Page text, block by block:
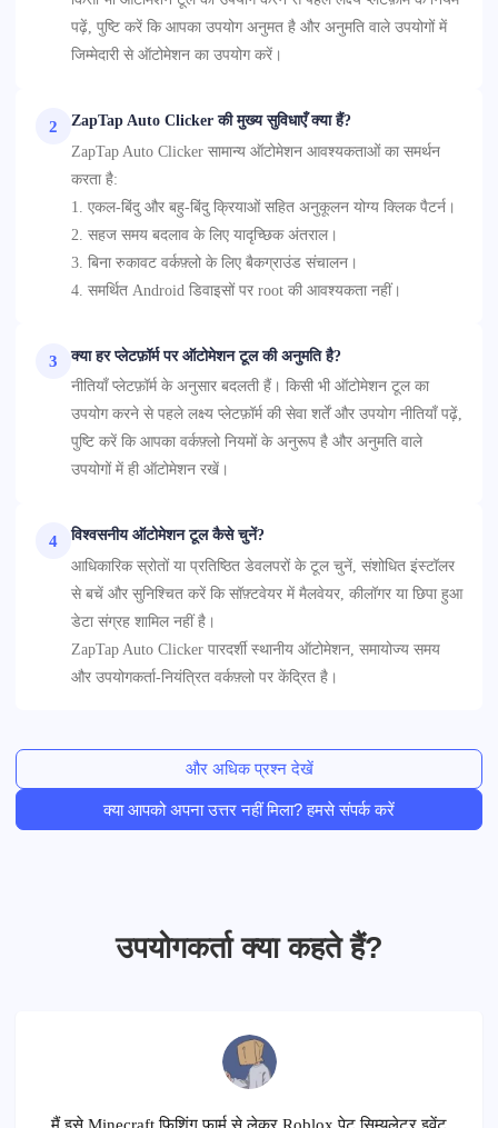
पढ़ें, पुष्टि करें कि आपका उपयोग अनुमत है और अनुमति वाले उपयोगों में
जिम्मेदारी से ऑटोमेशन का उपयोग करें।
2
ZapTap Auto Clicker की मुख्य सुविधाएँ क्या हैं?
ZapTap Auto Clicker सामान्य ऑटोमेशन आवश्यकताओं का समर्थन
करता है:
1. एकल-बिंदु और बहु-बिंदु क्रियाओं सहित अनुकूलन योग्य क्लिक पैटर्न।
2. सहज समय बदलाव के लिए यादृच्छिक अंतराल।
3. बिना रुकावट वर्कफ़्लो के लिए बैकग्राउंड संचालन।
4. समर्थित Android डिवाइसों पर root की आवश्यकता नहीं।
3
क्या हर प्लेटफ़ॉर्म पर ऑटोमेशन टूल की अनुमति है?
नीतियाँ प्लेटफ़ॉर्म के अनुसार बदलती हैं। किसी भी ऑटोमेशन टूल का
उपयोग करने से पहले लक्ष्य प्लेटफ़ॉर्म की सेवा शर्तें और उपयोग नीतियाँ पढ़ें,
पुष्टि करें कि आपका वर्कफ़्लो नियमों के अनुरूप है और अनुमति वाले
उपयोगों में ही ऑटोमेशन रखें।
4
विश्वसनीय ऑटोमेशन टूल कैसे चुनें?
आधिकारिक स्रोतों या प्रतिष्ठित डेवलपरों के टूल चुनें, संशोधित इंस्टॉलर
से बचें और सुनिश्चित करें कि सॉफ़्टवेयर में मैलवेयर, कीलॉगर या छिपा हुआ
डेटा संग्रह शामिल नहीं है।
ZapTap Auto Clicker पारदर्शी स्थानीय ऑटोमेशन, समायोज्य समय
और उपयोगकर्ता-नियंत्रित वर्कफ़्लो पर केंद्रित है।
और अधिक प्रश्न देखें
क्या आपको अपना उत्तर नहीं मिला? हमसे संपर्क करें
उपयोगकर्ता क्या कहते हैं?
मैं इसे Minecraft फिशिंग फ़ार्म से लेकर Roblox पेट सिम्युलेटर इवेंट